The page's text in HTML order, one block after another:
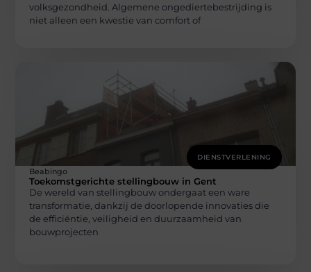
volksgezondheid. Algemene ongediertebestrijding is
niet alleen een kwestie van comfort of
DIENSTVERLENING
Beabingo
Toekomstgerichte stellingbouw in Gent
De wereld van stellingbouw ondergaat een ware
transformatie, dankzij de doorlopende innovaties die
de efficiëntie, veiligheid en duurzaamheid van
bouwprojecten